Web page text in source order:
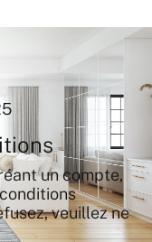
un compte,
veuillez ne